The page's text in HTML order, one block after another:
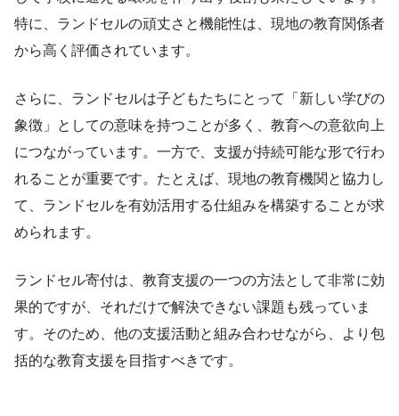
特に、ランドセルの頑丈さと機能性は、現地の教育関係者
から高く評価されています。
さらに、ランドセルは子どもたちにとって「新しい学びの
象徴」としての意味を持つことが多く、教育への意欲向上
につながっています。一方で、支援が持続可能な形で行わ
れることが重要です。たとえば、現地の教育機関と協力し
て、ランドセルを有効活用する仕組みを構築することが求
められます。
ランドセル寄付は、教育支援の一つの方法として非常に効
果的ですが、それだけで解決できない課題も残っていま
す。そのため、他の支援活動と組み合わせながら、より包
括的な教育支援を目指すべきです。